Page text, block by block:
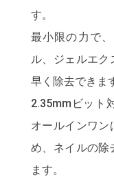
す。
最小限の力で
ル、ジェルエ
早く除去できま
2.35mmビット
オールインワン
め、ネイルの除
ます。